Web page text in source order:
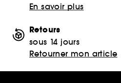
En savoir plus
Retours
sous 14 jours
Retourner mon article